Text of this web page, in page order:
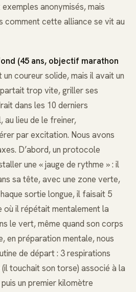
anonymisés, mais
comment cette alliance se vit au
(45 ans, objectif marathon
un coureur solide, mais il avait un
trop vite, griller ses
dans les 10 derniers
au lieu de le freiner,
par excitation. Nous avons
D’abord, un protocole
une « jauge de rythme » : il
sa tête, avec une zone verte,
sortie longue, il faisait 5
où il répétait mentalement la
le vert, même quand son corps
en préparation mentale, nous
de départ : 3 respirations
touchait son torse) associé à la
un premier kilomètre